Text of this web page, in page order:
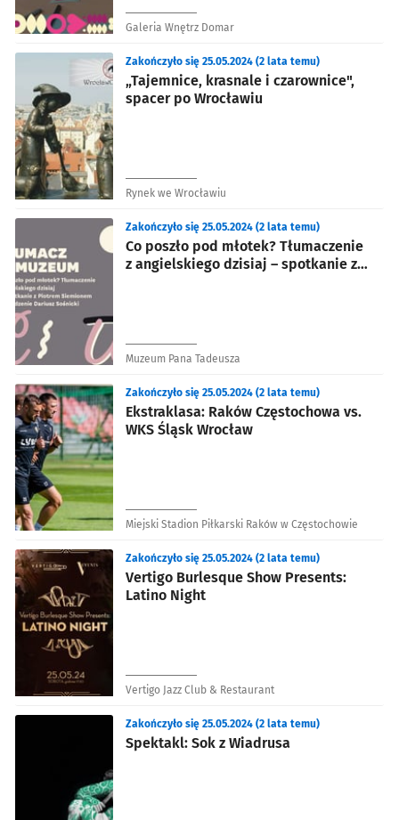
Galeria Wnętrz Domar
„Tajemnice, krasnale i czarownice",
spacer po Wrocławiu
Zakończyło się 25.05.2024 (2 lata temu)
Rynek we Wrocławiu
Co poszło pod młotek? Tłumaczenie
z angielskiego dzisiaj – spotkanie z
Zakończyło się 25.05.2024 (2 lata temu)
Muzeum Pana Tadeusza
Ekstraklasa: Raków Częstochowa vs.
WKS Śląsk Wrocław
Zakończyło się 25.05.2024 (2 lata temu)
Miejski Stadion Piłkarski Raków w Częstochowie
Vertigo Burlesque Show Presents:
Latino Night
Zakończyło się 25.05.2024 (2 lata temu)
Vertigo Jazz Club & Restaurant
Spektakl: Sok z Wiadrusa
Zakończyło się 25.05.2024 (2 lata temu)